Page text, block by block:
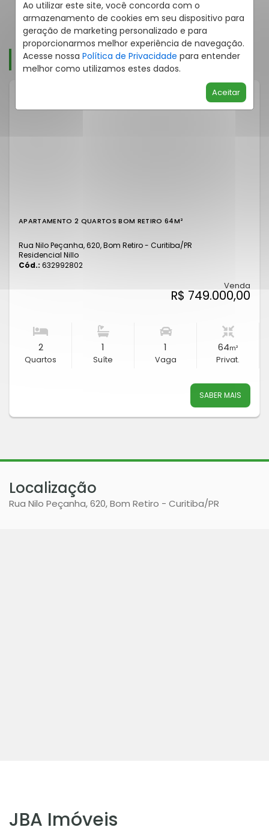
Ao utilizar este site, você concorda com o
armazenamento de cookies em seu dispositivo para
geração de marketing personalizado e para
proporcionarmos melhor experiência de navegação.
Acesse nossa Política de Privacidade para entender
melhor como utilizamos estes dados.
Aceitar
UNIDADES DISPONÍVEIS
APARTAMENTO 2 QUARTOS BOM RETIRO 64M²
Rua Nilo Peçanha, 620, Bom Retiro - Curitiba/PR
Residencial Nillo
Cód.: 632992802
Venda
R$ 749.000,00
2
Quartos
1
Suíte
1
Vaga
64m²
Privat.
SABER MAIS
Localização
Rua Nilo Peçanha, 620, Bom Retiro - Curitiba/PR
JBA Imóveis